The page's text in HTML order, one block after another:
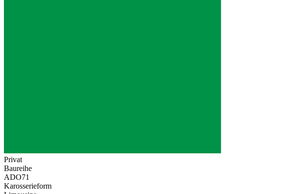
Privat
Baureihe
ADO71
Karosserieform